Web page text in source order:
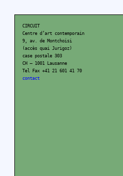
CIRCUIT
Centre d’art contemporain
9, av. de Montchoisi
(accès quai Jurigoz)
case postale 303
CH – 1001 Lausanne
Tel Fax +41 21 601 41 70
contact